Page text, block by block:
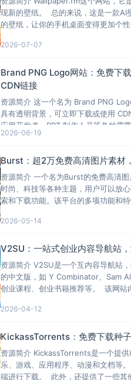
现新的壁纸。 总的来说，这是一款AI
的壁纸，让你的手机桌面变得更加
2026-07-07
Brand PNG Logo网站：免费下
CDN链接
资源简介 这一个名为 Brand PNG
具有透明背景，可立即下载或使用
应用开发者、PPT 制作人员等各种需
2026-06-19
Burst：超2万免费高清图片素材
资源简介 一个名为Burst的免费高清
时尚、科技等各种主题，用户可以放
索和下载功能。该平台的多项功能和
2026-05-14
V2SU：一站式创业内容导航站
资源简介 V2SU是一个互内容导航站
的中文版，如 Y Combinator、Sam
创业课程、创业书籍推荐等。 该网站
2026-04-12
KickassTorrents：免费下载种
资源简介 KickassTorrents是一个提
乐、游戏、应用程序、动漫和文档等
端进行下载。 此外，还提供了一些其